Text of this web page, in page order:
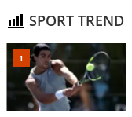
SPORT TREND